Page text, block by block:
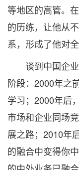
等地区的高管。
的历练，让他从
系，形成了他对
谈到中国企
阶段：2000年之
学习；2000年后
市场和企业同场
展之路；2010年
的融合中变得你